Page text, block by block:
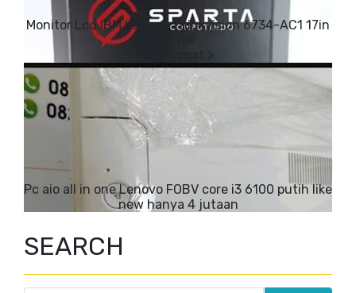
Monitor Lcd IBM Lenovo Thinkvision 6734-AC1 17in
Pc aio all in one Lenovo FOBV core i3 6100 putih like
new hanya 4 jutaan
SEARCH